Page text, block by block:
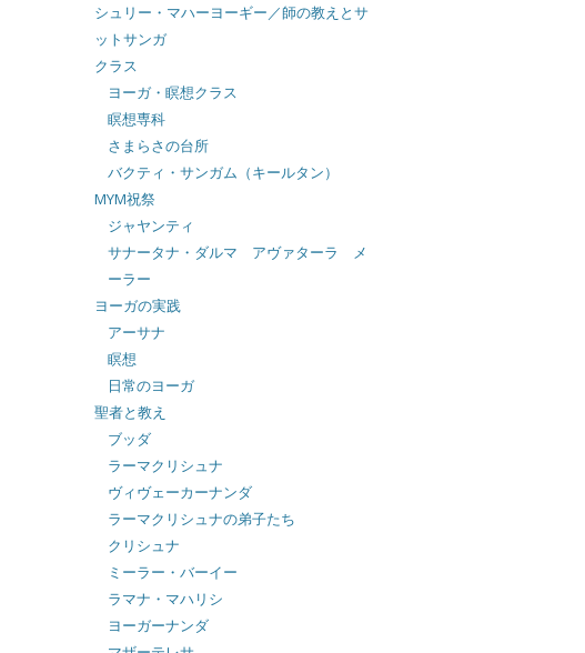
シュリー・マハーヨーギー／師の教えとサ
ットサンガ
クラス
ヨーガ・瞑想クラス
瞑想専科
さまらさの台所
バクティ・サンガム（キールタン）
MYM祝祭
ジャヤンティ
サナータナ・ダルマ アヴァターラ メ
ーラー
ヨーガの実践
アーサナ
瞑想
日常のヨーガ
聖者と教え
ブッダ
ラーマクリシュナ
ヴィヴェーカーナンダ
ラーマクリシュナの弟子たち
クリシュナ
ミーラー・バーイー
ラマナ・マハリシ
ヨーガーナンダ